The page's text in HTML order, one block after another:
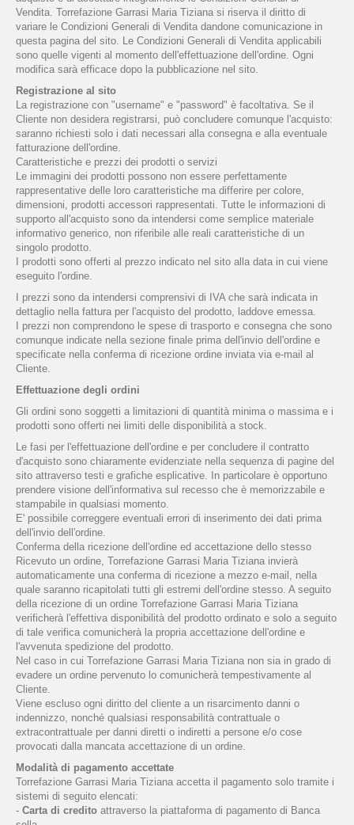
Vendita. Torrefazione Garrasi Maria Tiziana si riserva il diritto di
variare le Condizioni Generali di Vendita dandone comunicazione in
questa pagina del sito. Le Condizioni Generali di Vendita applicabili
sono quelle vigenti al momento dell'effettuazione dell'ordine. Ogni
modifica sarà efficace dopo la pubblicazione nel sito.
Registrazione al sito
La registrazione con "username" e "password" è facoltativa. Se il
Cliente non desidera registrarsi, può concludere comunque l'acquisto:
saranno richiesti solo i dati necessari alla consegna e alla eventuale
fatturazione dell'ordine.
Caratteristiche e prezzi dei prodotti o servizi
Le immagini dei prodotti possono non essere perfettamente
rappresentative delle loro caratteristiche ma differire per colore,
dimensioni, prodotti accessori rappresentati. Tutte le informazioni di
supporto all'acquisto sono da intendersi come semplice materiale
informativo generico, non riferibile alle reali caratteristiche di un
singolo prodotto.
I prodotti sono offerti al prezzo indicato nel sito alla data in cui viene
eseguito l'ordine.
I prezzi sono da intendersi comprensivi di IVA che sarà indicata in
dettaglio nella fattura per l'acquisto del prodotto, laddove emessa.
I prezzi non comprendono le spese di trasporto e consegna che sono
comunque indicate nella sezione finale prima dell'invio dell'ordine e
specificate nella conferma di ricezione ordine inviata via e-mail al
Cliente.
Effettuazione degli ordini
Gli ordini sono soggetti a limitazioni di quantità minima o massima e i
prodotti sono offerti nei limiti delle disponibilità a stock.
Le fasi per l'effettuazione dell'ordine e per concludere il contratto
d'acquisto sono chiaramente evidenziate nella sequenza di pagine del
sito attraverso testi e grafiche esplicative. In particolare è opportuno
prendere visione dell'informativa sul recesso che è memorizzabile e
stampabile in qualsiasi momento.
E' possibile correggere eventuali errori di inserimento dei dati prima
dell'invio dell'ordine.
Conferma della ricezione dell'ordine ed accettazione dello stesso
Ricevuto un ordine, Torrefazione Garrasi Maria Tiziana invierà
automaticamente una conferma di ricezione a mezzo e-mail, nella
quale saranno ricapitolati tutti gli estremi dell'ordine stesso. A seguito
della ricezione di un ordine Torrefazione Garrasi Maria Tiziana
verificherà l'effettiva disponibilità del prodotto ordinato e solo a seguito
di tale verifica comunicherà la propria accettazione dell'ordine e
l'avvenuta spedizione del prodotto.
Nel caso in cui Torrefazione Garrasi Maria Tiziana non sia in grado di
evadere un ordine pervenuto lo comunicherà tempestivamente al
Cliente.
Viene escluso ogni diritto del cliente a un risarcimento danni o
indennizzo, nonché qualsiasi responsabilità contrattuale o
extracontrattuale per danni diretti o indiretti a persone e/o cose
provocati dalla mancata accettazione di un ordine.
Modalità di pagamento accettate
Torrefazione Garrasi Maria Tiziana accetta il pagamento solo tramite i
sistemi di seguito elencati:
- Carta di credito attraverso la piattaforma di pagamento di Banca